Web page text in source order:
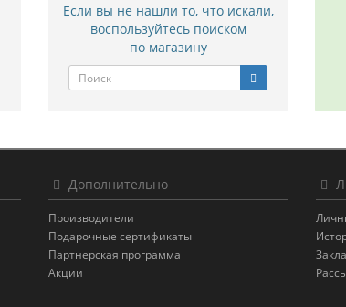
Если вы не нашли то, что искали,
воспользуйтесь поиском
по магазину
Дополнительно
Производители
Подарочные сертификаты
Партнерская программа
Акции